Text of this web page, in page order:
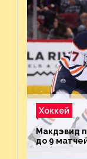
Хоккей
Макдэвид
до 9